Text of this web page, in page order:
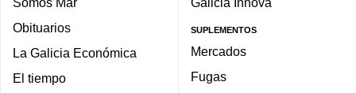
Obituarios
La Galicia Económica
El tiempo
SUPLEMENTOS
Mercados
Fugas